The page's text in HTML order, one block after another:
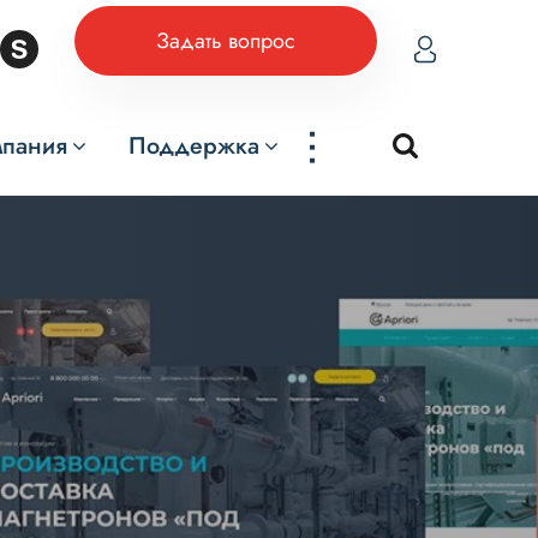
Задать вопрос
Поддержка ...
для
и B2C
для